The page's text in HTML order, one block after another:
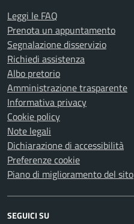
Leggi le FAQ
Prenota un appuntamento
Segnalazione disservizio
Richiedi assistenza
Albo pretorio
Amministrazione trasparente
Informativa privacy
Cookie policy
Note legali
Dichiarazione di accessibilità
Preferenze cookie
Piano di miglioramento del sito
SEGUICI SU